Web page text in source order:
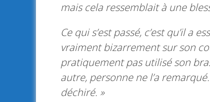
mais cela ressemblait à une
Ce qui s’est passé, c’est qu’il a
vraiment bizarrement sur son
pratiquement pas utilisé son
autre, personne ne l’a
déchiré. »